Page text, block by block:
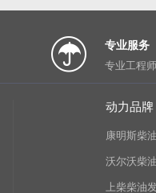
专业服务
专业工程
动力品牌
康明斯柴
沃尔沃柴
上柴柴油